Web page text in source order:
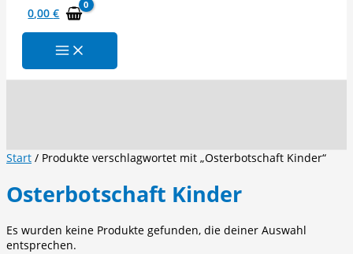
0,00€
Start / Produkte verschlagwortet mit „Osterbotschaft Kinder“
Osterbotschaft Kinder
Es wurden keine Produkte gefunden, die deiner Auswahl
entsprechen.